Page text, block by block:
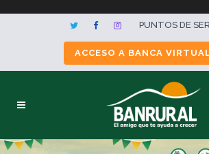
PUNTOS DE
ACCESO A BANCA